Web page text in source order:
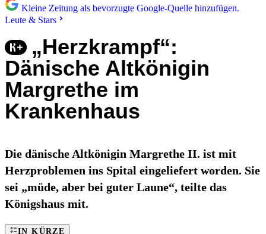
Kleine Zeitung als bevorzugte Google-Quelle hinzufügen.
Leute & Stars
„Herzkrampf“:
Dänische Altkönigin
Margrethe im
Krankenhaus
Die dänische Altkönigin Margrethe II. ist mit
Herzproblemen ins Spital eingeliefert worden. Sie
sei „müde, aber bei guter Laune“, teilte das
Königshaus mit.
IN KÜRZE